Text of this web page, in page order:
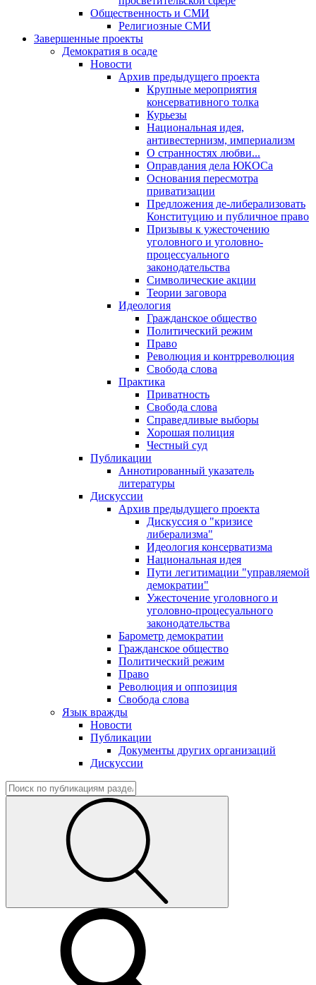
Общественность и СМИ
Религиозные СМИ
Завершенные проекты
Демократия в осаде
Новости
Архив предыдущего проекта
Крупные мероприятия
консервативного толка
Курьезы
Национальная идея,
антивестернизм, империализм
О странностях любви...
Оправдания дела ЮКОСа
Основания пересмотра
приватизации
Предложения де-либерализовать
Конституцию и публичное право
Призывы к ужесточению
уголовного и уголовно-
процессуального
законодательства
Символические акции
Теории заговора
Идеология
Гражданское общество
Политический режим
Право
Революция и контрреволюция
Свобода слова
Практика
Приватность
Свобода слова
Справедливые выборы
Хорошая полиция
Честный суд
Публикации
Аннотированный указатель
литературы
Дискуссии
Архив предыдущего проекта
Дискуссия о "кризисе
либерализма"
Идеология консерватизма
Национальная идея
Пути легитимации "управляемой
демократии"
Ужесточение уголовного и
уголовно-процесуального
законодательства
Барометр демократии
Гражданское общество
Политический режим
Право
Революция и оппозиция
Свобода слова
Язык вражды
Новости
Публикации
Документы других организаций
Дискуссии